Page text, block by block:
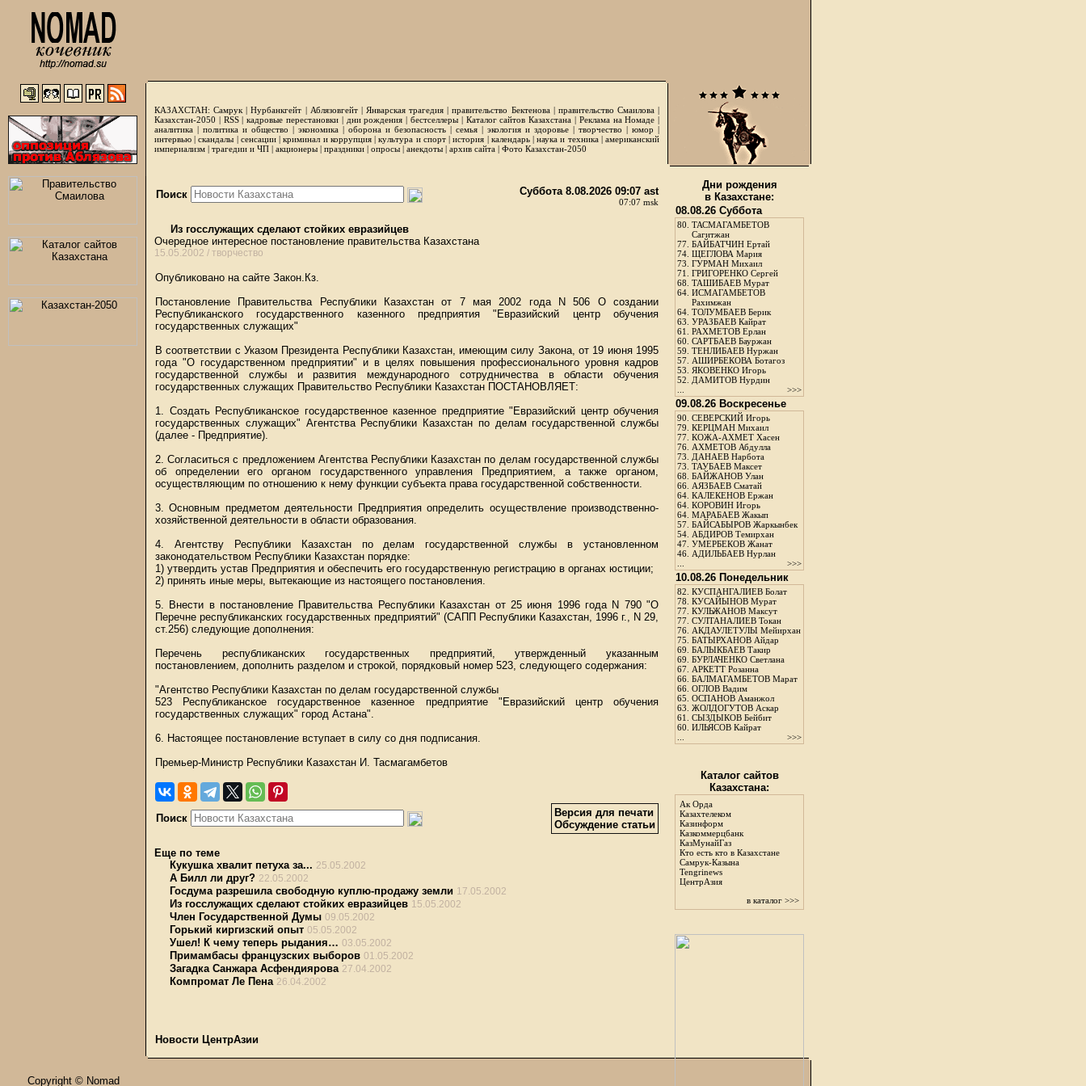
КАЗАХСТАН: Самрук |Нурбанкгейт | Аблязовгейт| Январская трагедия |правительство Бектенова| правительство Смаилова|
Казахстан-2050 | RSS|кадровые перестановки| дни рождения | бестселлеры| Каталог сайтов Казахстана | Реклама на Номаде |
аналитика | политика и общество | экономика | оборона и безопасность | семья | экология и здоровье | творчество | юмор |
интервью |скандалы | сенсации|криминал и коррупция|культура и спорт|история | календарь|наука и техника|американский
империализм | трагедии и ЧП | акционеры | праздники | опросы | анекдоты | архив сайта | Фото Казахстан-2050
Поиск Суббота 8.08.2026 09:07 ast
07:07 msk
Из госслужащих сделают стойких евразийцев
Очередное интересное постановление правительства Казахстана
15.05.2002 / творчество
Опубликовано на сайте Закон.Кз.
Постановление Правительства Республики Казахстан от 7 мая 2002 года N 506 О создании
Республиканского государственного казенного предприятия "Евразийский центр обучения
государственных служащих"
В соответствии с Указом Президента Республики Казахстан, имеющим силу Закона, от 19 июня 1995
года "О государственном предприятии" и в целях повышения профессионального уровня кадров
государственной службы и развития международного сотрудничества в области обучения
государственных служащих Правительство Республики Казахстан ПОСТАНОВЛЯЕТ:
1. Создать Республиканское государственное казенное предприятие "Евразийский центр обучения
государственных служащих" Агентства Республики Казахстан по делам государственной службы
(далее - Предприятие).
2. Согласиться с предложением Агентства Республики Казахстан по делам государственной службы
об определении его органом государственного управления Предприятием, а также органом,
осуществляющим по отношению к нему функции субъекта права государственной собственности.
3. Основным предметом деятельности Предприятия определить осуществление производственно-
хозяйственной деятельности в области образования.
4. Агентству Республики Казахстан по делам государственной службы в установленном
законодательством Республики Казахстан порядке:
1) утвердить устав Предприятия и обеспечить его государственную регистрацию в органах юстиции;
2) принять иные меры, вытекающие из настоящего постановления.
5. Внести в постановление Правительства Республики Казахстан от 25 июня 1996 года N 790 "О
Перечне республиканских государственных предприятий" (САПП Республики Казахстан, 1996 г., N 29,
ст.256) следующие дополнения:
Перечень республиканских государственных предприятий, утвержденный указанным
постановлением, дополнить разделом и строкой, порядковый номер 523, следующего содержания:
"Агентство Республики Казахстан по делам государственной службы
523 Республиканское государственное казенное предприятие "Евразийский центр обучения
государственных служащих" город Астана".
6. Настоящее постановление вступает в силу со дня подписания.
Премьер-Министр Республики Казахстан И. Тасмагамбетов
Поиск
Версия для печати
Обсуждение статьи
Еще по теме
Кукушка хвалит петуха за... 25.05.2002
А Билл ли друг? 22.05.2002
Госдума разрешила свободную куплю-продажу земли 17.05.2002
Из госслужащих сделают стойких евразийцев 15.05.2002
Член Государственной Думы 09.05.2002
Горький киргизский опыт 05.05.2002
Ушел! К чему теперь рыдания… 03.05.2002
Примамбасы французских выборов 01.05.2002
Загадка Санжара Асфендиярова 27.04.2002
Компромат Ле Пена 26.04.2002
Новости ЦентрАзии
Дни рождения
в Казахстане:
08.08.26 Суббота
80. ТАСМАГАМБЕТОВ
Сагитжан
77. БАЙБАТЧИН Ертай
74. ЩЕГЛОВА Мария
73. ГУРМАН Михаил
71. ГРИГОРЕНКО Сергей
68. ТАШИБАЕВ Мурат
64. ИСМАГАМБЕТОВ
Рахимжан
64. ТОЛУМБАЕВ Берик
63. УРАЗБАЕВ Кайрат
61. РАХМЕТОВ Ерлан
60. САРТБАЕВ Бауржан
59. ТЕНЛИБАЕВ Нуржан
57. АШИРБЕКОВА Ботагоз
53. ЯКОВЕНКО Игорь
52. ДАМИТОВ Нурдин
>>>
09.08.26 Воскресенье
90. СЕВЕРСКИЙ Игорь
79. КЕРЦМАН Михаил
77. КОЖА-АХМЕТ Хасен
76. АХМЕТОВ Абдулла
73. ДАНАЕВ Нарбота
73. ТАУБАЕВ Максет
68. БАЙЖАНОВ Улан
66. АЯЗБАЕВ Сматай
64. КАЛЕКЕНОВ Ержан
64. КОРОВИН Игорь
64. МАРАБАЕВ Жакып
57. БАЙСАБЫРОВ Жаркынбек
54. АБДИРОВ Темирхан
47. УМЕРБЕКОВ Жанат
46. АДИЛЬБАЕВ Нурлан
>>>
10.08.26 Понедельник
82. КУСПАНГАЛИЕВ Болат
78. КУСАЙЫНОВ Мурат
77. КУЛЬЖАНОВ Максут
77. СУЛТАНАЛИЕВ Токан
76. АКДАУЛЕТУЛЫ Мейирхан
75. БАТЫРХАНОВ Айдар
69. БАЛЫКБАЕВ Такир
69. БУРЛАЧЕНКО Светлана
67. АРКЕТТ Розанна
66. БАЛМАГАМБЕТОВ Марат
66. ОГЛОВ Вадим
65. ОСПАНОВ Аманжол
63. ЖОЛДОГУТОВ Аскар
61. СЫЗДЫКОВ Бейбит
60. ИЛЬЯСОВ Кайрат
>>>
Каталог сайтов
Казахстана:
Ак Орда
Казахтелеком
Казинформ
Казкоммерцбанк
КазМунайГаз
Кто есть кто в Казахстане
Самрук-Казына
Tengrinews
ЦентрАзия
в каталог >>>
Copyright © Nomad